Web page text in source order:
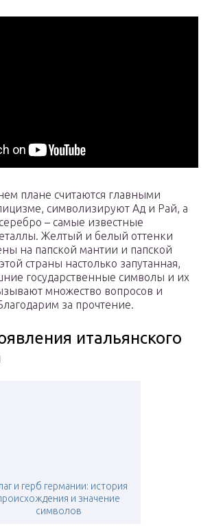
плане считаются главными
символизируют Ад и Рай, а
– самые известные
Желтый и белый оттенки
на папской мантии и папской
страны настолько запутанная,
государственные символы и их
множество вопросов и
за прочтение.
итальянского
и герб германии: история
и значение
символов